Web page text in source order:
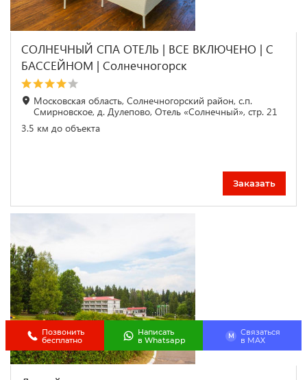
СОЛНЕЧНЫЙ СПА ОТЕЛЬ | ВСЕ ВКЛЮЧЕНО | С
БАССЕЙНОМ | Солнечногорск
Московская область, Солнечногорский район, с.п.
Смирновское, д. Дулепово, Отель «Солнечный», стр. 21
3.5 км до объекта
Заказать
Позвонить
бесплатно
Написать
в Whatsapp
M
Связаться
в МАХ